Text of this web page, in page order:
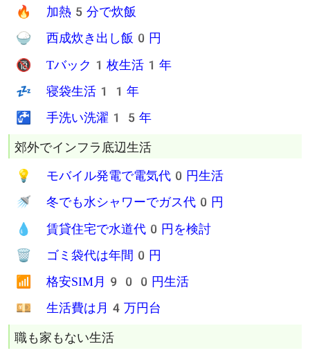
🔥 加熱5分で炊飯
🍚 西成炊き出し飯0円
🔞 Tバック1枚生活1年
💤 寝袋生活11年
🚰 手洗い洗濯15年
郊外でインフラ底辺生活
💡 モバイル発電で電気代0円生活
🚿 冬でも水シャワーでガス代0円
💧 賃貸住宅で水道代0円を検討
🗑 ゴミ袋代は年間0円
📶 格安SIM月900円生活
💴 生活費は月4万円台
職も家もない生活